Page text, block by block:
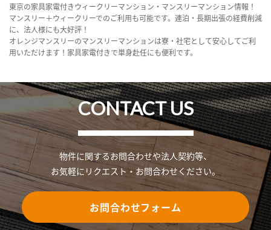
東京の家具家電付きウィークリーマンション・マンスリーマンション情報！
マンスリー＋ウィークリーでのご利用も可能です。連泊・長期出張の経費削減
に、法人様にも大好評！
オレンジマンスリーのマンスリーマンションは寮・社宅として安心してご利
用いただけます！家具家電付きで単身赴任にも便利です。
CONTACT US
物件に関するお問合わせや法人契約等、
お気軽にリクエスト・お問合わせください。
お問合わせフォーム